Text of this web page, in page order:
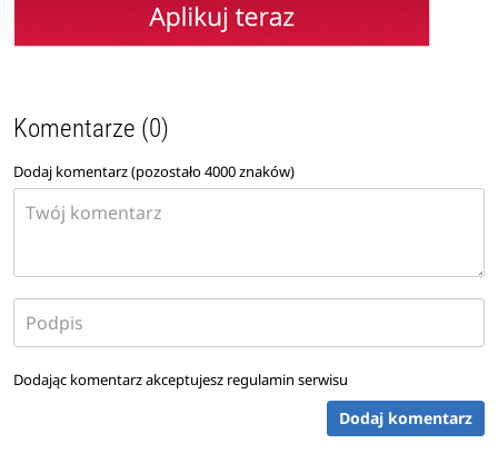
Komentarze (0)
Dodaj komentarz (pozostało4000znaków)
Dodając komentarz akceptujesz regulamin serwisu
Dodaj komentarz